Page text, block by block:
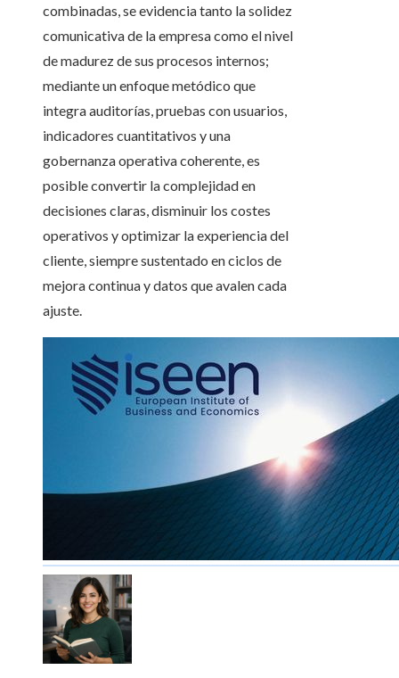
combinadas, se evidencia tanto la solidez
comunicativa de la empresa como el nivel
de madurez de sus procesos internos;
mediante un enfoque metódico que
integra auditorías, pruebas con usuarios,
indicadores cuantitativos y una
gobernanza operativa coherente, es
posible convertir la complejidad en
decisiones claras, disminuir los costes
operativos y optimizar la experiencia del
cliente, siempre sustentado en ciclos de
mejora continua y datos que avalen cada
ajuste.